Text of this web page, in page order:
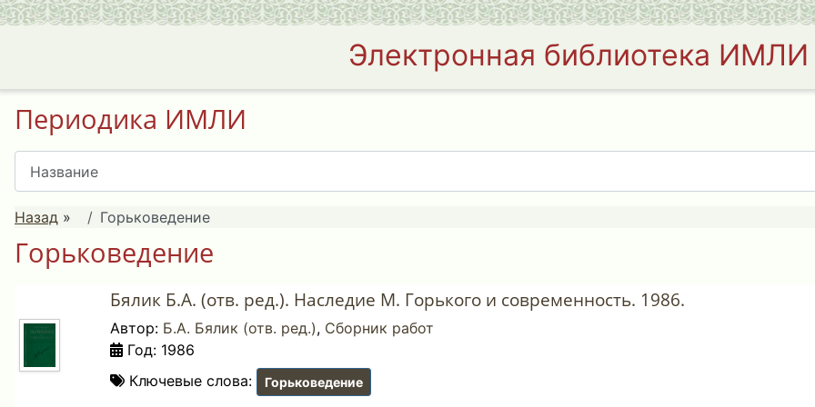
Электронная библиотека
Периодика ИМЛИ
Назад » Горьковедение
Горьковедение
Бялик Б.А. (отв. ред.). Наследие М. Горького и современность. 1986.
Автор: Б.А. Бялик (отв. ред.), Сборник работ
Год: 1986
Ключевые слова:
Горьковедение